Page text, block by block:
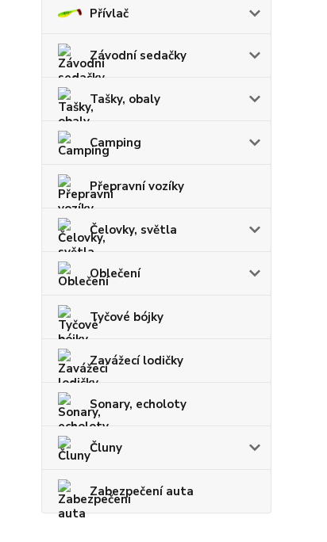
Přívlač
Závodní sedačky
Tašky, obaly
Camping
Přepravní vozíky
Čelovky, světla
Oblečení
Tyčové bójky
Zavážecí lodičky
Sonary, echoloty
Čluny
Zabezpečení auta